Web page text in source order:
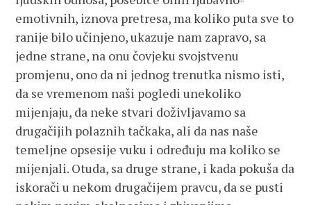
emotivnih, iznova pretresa, ma koliko puta sve to
ranije bilo učinjeno, ukazuje nam zapravo, sa
jedne strane, na onu čovjeku svojstvenu
promjenu, ono da ni jednog trenutka nismo isti,
da se vremenom naši pogledi unekoliko
mijenjaju, da neke stvari doživljavamo sa
drugačijih polaznih tačkaka, ali da nas naše
temeljne opsesije vuku i određuju ma koliko se
mijenjali. Otuda, sa druge strane, i kada pokuša da
iskorači u nekom drugačijem pravcu, da se pusti